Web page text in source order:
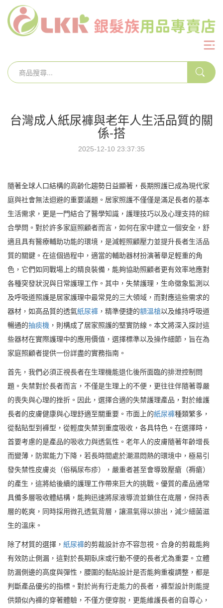
台灣成人紙尿褲與老年人生活品質的關
係-搭
2025-12-10 23:37:35
隨著全球人口結構的高齡化趨勢日益顯著，長期照護已成為現代家
庭與社會無法迴避的重要議題。居家照護不僅僅是滿足長者的基本
生活需求，更是一門結合了醫學知識，護理技巧以及心理支持的綜
合學問。對於許多家庭照顧者而言，如何在家中建立一個安全，舒
適且具有醫療輔助功能的環境，是減輕照顧壓力並提升長者生活品
質的關鍵。在這個過程中，適當的輔助器材扮演著舉足輕重的角
色，它們如同戰場上的精良裝備，能夠協助照顧者更有效率地應對
各種突發狀況與日常護理工作。其中，失禁護理，生命徵象監測以
及呼吸道照護是居家護理中最常見的三大領域，而對應這些需求的
器材，如高品質的透氣紙尿褲 ，精準便捷的額溫槍以及維持呼吸道
暢通的抽痰機 ，則構成了居家照護的堅實防線。本文將深入探討這
些器材在實際護理中的應用價值，選擇標準以及操作細節，旨在為
家庭照顧者提供一份詳盡的實務指南。
首先，我們必須正視長者在生理機能退化後所面臨的排泄控制問
題。失禁對於長者而言，不僅是生理上的不便，更往往伴隨著尊嚴
的喪失與心理的挫折。因此，選擇合適的失禁護理產品，對於維護
長者的皮膚健康與心理舒適至關重要。市面上的紙尿褲種類繁多，
從黏貼型到褲型，從輕度失禁到重度吸收，各具特色。在選擇時，
首要考慮的是產品的吸收力與透氣性。老年人的皮膚隨著年齡增長
而變薄，防禦能力下降，若長時間處於潮濕悶熱的環境中，極易引
發失禁性皮膚炎（俗稱尿布疹），嚴重者甚至會導致壓瘡（褥瘡）
的產生，這將給後續的護理工作帶來巨大的挑戰。優質的產品通常
具備多層吸收體結構，能夠迅速將尿液導流並鎖住在底層，保持表
層的乾爽，同時採用微孔透氣背層，讓濕氣得以排出，減少細菌滋
生的溫床。
除了材質的選擇， 紙尿褲的剪裁設計亦不容忽視。合身的剪裁能夠
有效防止側漏，這對於長期臥床或行動不便的長者尤為重要。立體
防漏側邊的高度與彈性，腰圍的黏貼設計是否能夠重複調整，都是
判斷產品優劣的指標。對於尚有行走能力的長者，褲型設計則能提
供類似內褲的穿著體驗，不僅方便穿脫，更能維護長者的自尊心，